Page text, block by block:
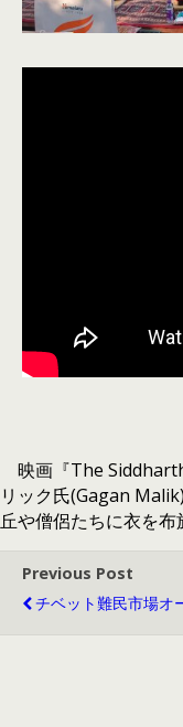
映画『The
リック氏(Gagan
丘や僧侶たちに衣を布
Previous Post
チベット難民市場オ